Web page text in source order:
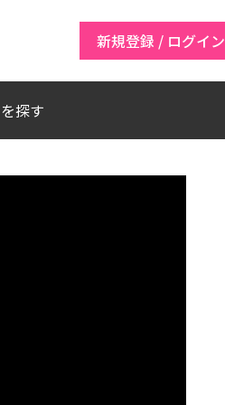
新規登録 / ログイン
探す